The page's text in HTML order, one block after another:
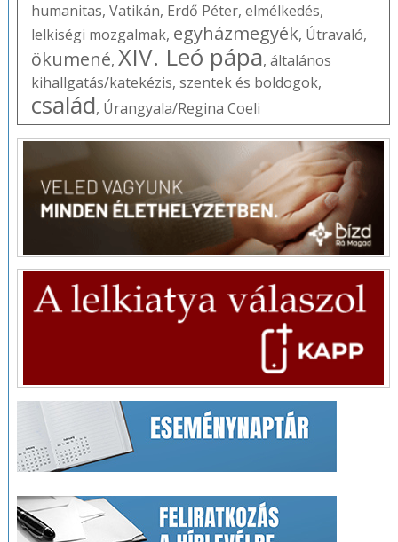
humanitas, Vatikán, Erdő Péter, elmélkedés,
lelkiségi mozgalmak, egyházmegyék, Útravaló,
ökumené, XIV. Leó pápa, általános
kihallgatás/katekézis, szentek és boldogok,
család, Úrangyala/Regina Coeli